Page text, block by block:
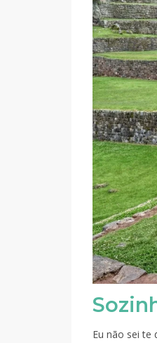
Eu não sei te